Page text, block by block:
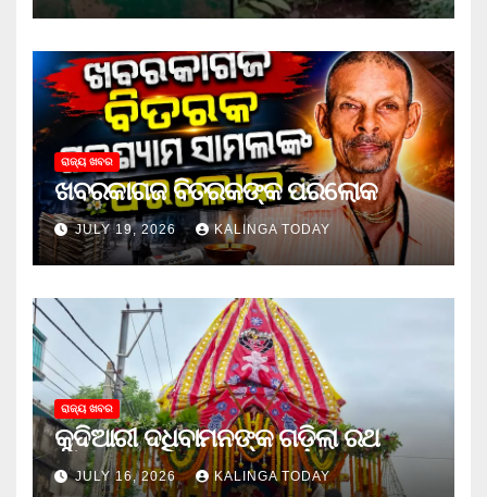
ରାଜ୍ୟ ଖବର
ଖବରକାଗଜ ବିତରକଙ୍କ ପରଲୋକ
JULY 19, 2026 KALINGA TODAY
ରାଜ୍ୟ ଖବର
କୁଦିଆରୀ ଦଧିବାମନଙ୍କ ଗଡ଼ିଲା ରଥ
JULY 16, 2026 KALINGA TODAY